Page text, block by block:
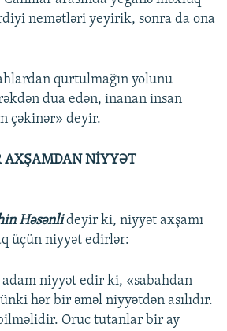
nemətləri yeyirik, sonra da ona
qurtulmağın yolunu
dua edən, inanan insan
çəkinər» deyir.
AXŞAMDAN NİYYƏT
Həsənlideyir ki, niyyət axşamı
üçün niyyət edirlər:
niyyət edir ki, «sabahdan
hər bir əməl niyyətdən asılıdır.
Оruс tutanlar bir ay